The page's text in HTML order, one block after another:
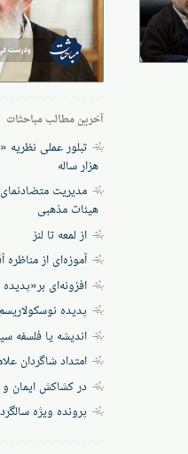
آخرین مطالب مباحثات
هزار ساله
مدیریت
هیئات مذهبی
از لمعه تا لنز
آموزه‌ای از
افزونه‌ای
پدیده
اندیشه یا فلسفه
امتداد شاگردان
در کشاکش ایمان و
پرونده‌ ویژه